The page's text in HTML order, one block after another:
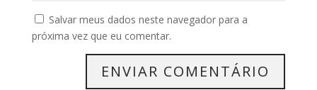
Salvar meus dados neste navegador para a
próxima vez que eu comentar.